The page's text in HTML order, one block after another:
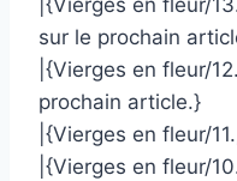
|{Vierges en fleur/
sur le prochain
|{Vierges en fleur/
prochain article.}
|{Vierges en fleur/
|{Vierges en fleur/